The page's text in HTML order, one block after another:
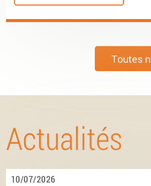
Toutes
Actualités
10/07/2026